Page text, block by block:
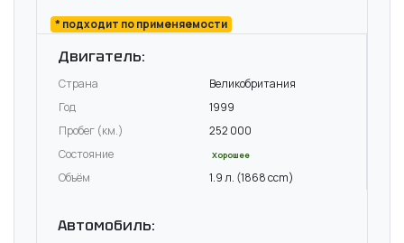
* подходит по применяемости
Двигатель:
Страна
Великобритания
Год
1999
Пробег (км.)
252 000
Состояние
Хорошее
Объём 1.9 л. (1868 ccm)
Автомобиль: